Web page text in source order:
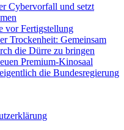
Cybervorfall und setzt
vor Fertigstellung
Trockenheit: Gemeinsam
die Dürre zu bringen
Premium-Kinosaal
die Bundesregierung